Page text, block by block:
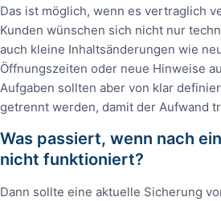
Das ist möglich, wenn es vertraglich
Kunden wünschen sich nicht nur
auch kleine Inhaltsänderungen wie
Öffnungszeiten oder neue Hinweise
Aufgaben sollten aber von klar
getrennt werden, damit der Aufwand
Was passiert, wenn nach
nicht funktioniert?
Dann sollte eine aktuelle Sicherung